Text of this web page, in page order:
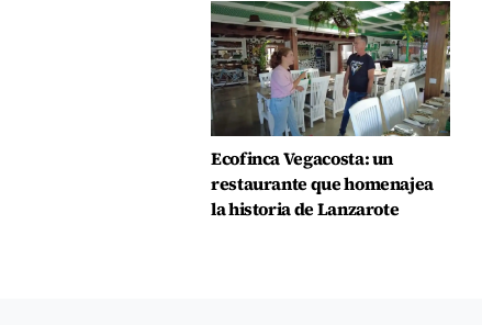
Ecofinca Vegacosta: un
restaurante que homenajea
la historia de Lanzarote